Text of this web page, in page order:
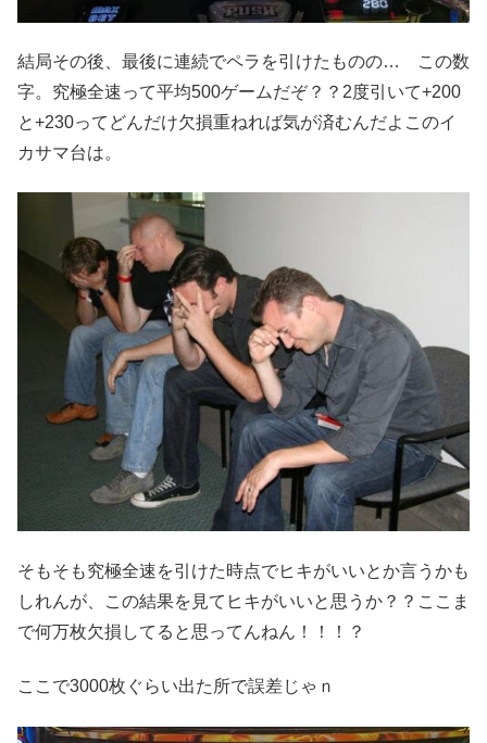
結局その後、最後に連続でペラを引けたものの… この数
字。究極全速って平均500ゲームだぞ？？2度引いて+200
と+230ってどんだけ欠損重ねれば気が済むんだよこのイ
カサマ台は。
そもそも究極全速を引けた時点でヒキがいいとか言うかも
しれんが、この結果を見てヒキがいいと思うか？？ここま
で何万枚欠損してると思ってんねん！！！？
ここで3000枚ぐらい出た所で誤差じゃｎ